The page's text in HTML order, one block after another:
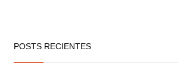
POSTS RECIENTES